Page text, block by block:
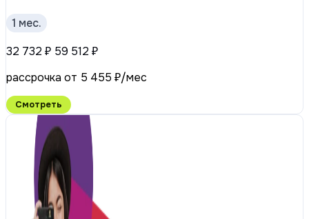
1 мес.
32 732 ₽ 59 512 ₽
рассрочка от 5 455 ₽/мес
Смотреть